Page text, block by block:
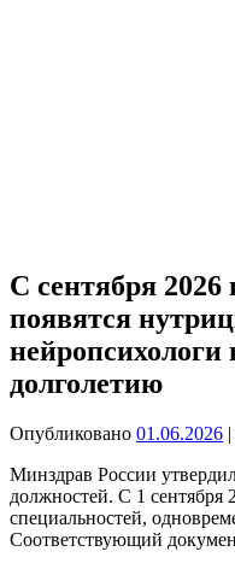
С сентября 2026
появятся
нейропсихологи
долголетию
Опубликовано 01.06.2026
Минздрав России
должностей. С 1 сентября
специальностей,
Соответствующий